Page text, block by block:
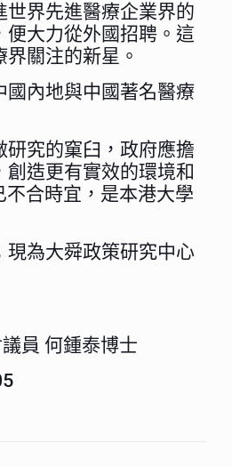
界先進醫療企業界的
大力從外國招聘。這
關注的新星。
國內地與中國著名醫療
究的窠臼，政府應擔
造更有實效的環境和
合時宜，是本港大學
現為大舜政策研究中心
員 何鍾泰博士